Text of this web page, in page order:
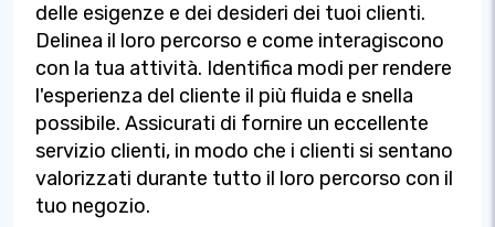
delle esigenze e dei desideri dei tuoi clienti.
Delinea il loro percorso e come interagiscono
con la tua attività. Identifica modi per rendere
l'esperienza del cliente il più fluida e snella
possibile. Assicurati di fornire un eccellente
servizio clienti, in modo che i clienti si sentano
valorizzati durante tutto il loro percorso con il
tuo negozio.